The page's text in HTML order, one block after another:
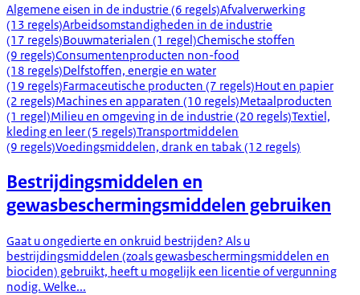
Algemene eisen in de industrie (6 regels)Afvalverwerking
(13 regels)Arbeidsomstandigheden in de industrie
(17 regels)Bouwmaterialen (1 regel)Chemische stoffen
(9 regels)Consumentenproducten non-food
(18 regels)Delfstoffen, energie en water
(19 regels)Farmaceutische producten (7 regels)Hout en papier
(2 regels)Machines en apparaten (10 regels)Metaalproducten
(1 regel)Milieu en omgeving in de industrie (20 regels)Textiel,
kleding en leer (5 regels)Transportmiddelen
(9 regels)Voedingsmiddelen, drank en tabak (12 regels)
Bestrijdingsmiddelen en
gewasbeschermingsmiddelen gebruiken
Gaat u ongedierte en onkruid bestrijden? Als u
bestrijdingsmiddelen (zoals gewasbeschermingsmiddelen en
biociden) gebruikt, heeft u mogelijk een licentie of vergunning
nodig. Welke...